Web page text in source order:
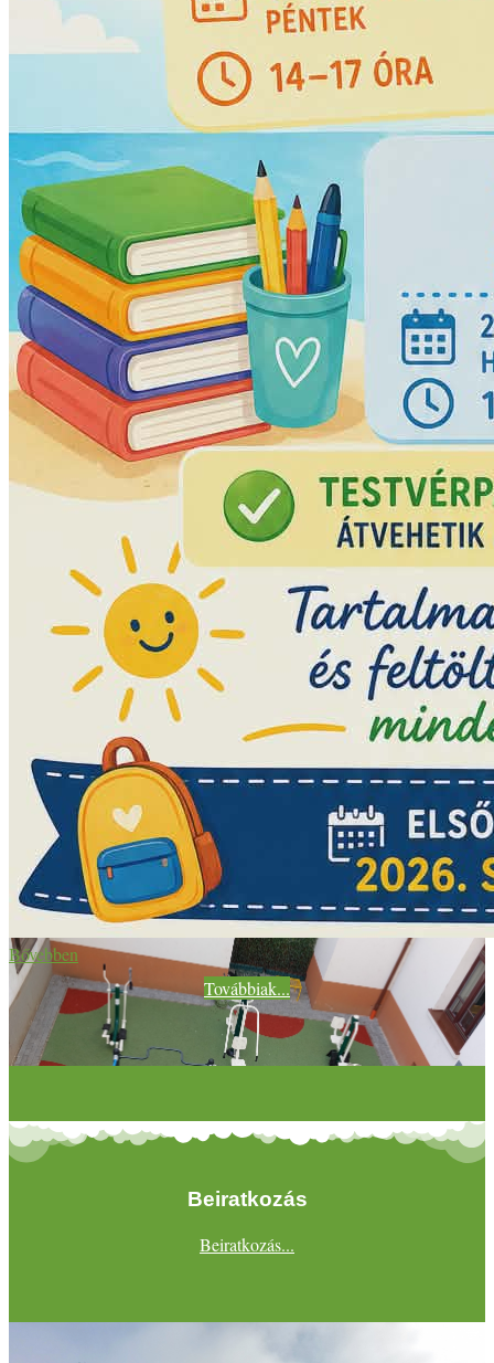
Bővebben
Továbbiak...
Beiratkozás
Beiratkozás...